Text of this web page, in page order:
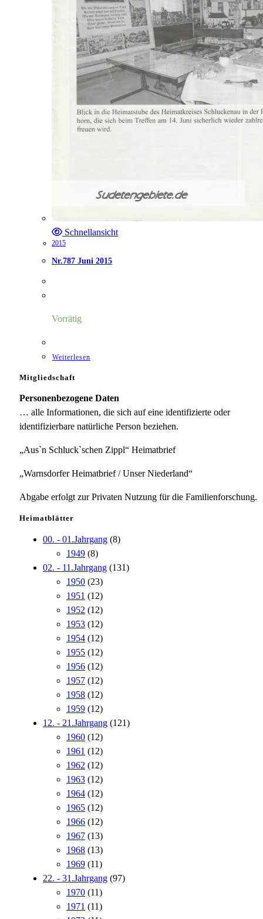
Schnellansicht
2015
Nr.787 Juni 2015
Vorrätig
Weiterlesen
Mitgliedschaft
Personenbezogene Daten
… alle Informationen, die sich auf eine identifizierte oder
identifizierbare natürliche Person beziehen.
„Aus`n Schluck`schen Zippl“ Heimatbrief
„Warnsdorfer Heimatbrief / Unser Niederland“
Abgabe erfolgt zur Privaten Nutzung für die Familienforschung.
Heimatblätter
00. - 01.Jahrgang (8)
1949 (8)
02. - 11.Jahrgang (131)
1950 (23)
1951 (12)
1952 (12)
1953 (12)
1954 (12)
1955 (12)
1956 (12)
1957 (12)
1958 (12)
1959 (12)
12. - 21.Jahrgang (121)
1960 (12)
1961 (12)
1962 (12)
1963 (12)
1964 (12)
1965 (12)
1966 (12)
1967 (13)
1968 (13)
1969 (11)
22. - 31.Jahrgang (97)
1970 (11)
1971 (11)